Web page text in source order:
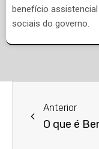
benefício
sociais do governo.
Anterior